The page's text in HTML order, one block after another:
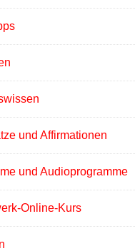
und Affirmationen
und Audioprogramme
Online-Kurs